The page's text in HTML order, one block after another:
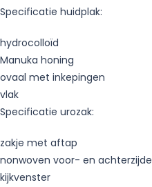
Specificatie huidplak:
hydrocolloïd
Manuka honing
ovaal met inkepingen
vlak
Specificatie urozak:
zakje met aftap
nonwoven voor- en achterzijde
kijkvenster